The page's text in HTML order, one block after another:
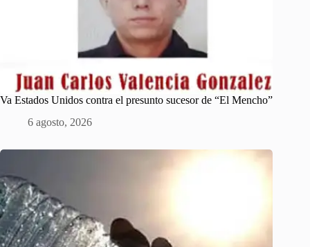
Va Estados Unidos contra el presunto sucesor de “El Mencho”
6 agosto, 2026